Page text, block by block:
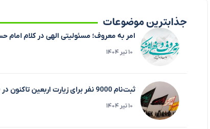
جذابترین موضوعات
امر به معروف؛ مسئولیتی الهی در کلام
۱۰ تیر ۱۴۰۴
ثبت‌نام 9000 نفر برای زیارت اربعین تاکنون در فارس
۱۰ تیر ۱۴۰۴